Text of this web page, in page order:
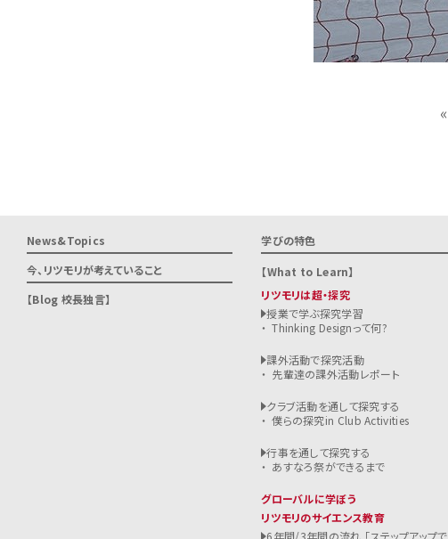
«
News&Topics
今、リツモリが考えていること
Blog 校長独言
学びの特色
What to Learn
リツモリは超・探究
授業で学ぶ探究学習
Thinking Designって何?
課外活動で探究活動
先輩達の課外活動レポート
クラブ活動を通して探究する
僕らの探究in Club Activities
行事を通して探究する
あすなろ祭ができるまで
グローバルに学ぼう
リツモリのサイエンス教育
6年間/3年間の流れ 「ステップアップ